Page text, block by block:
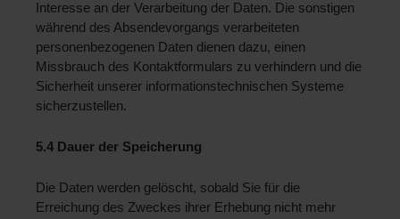
Interesse an der Verarbeitung der Daten. Die sonstigen
während des Absendevorgangs verarbeiteten
personenbezogenen Daten dienen dazu, einen
Missbrauch des Kontaktformulars zu verhindern und die
Sicherheit unserer informationstechnischen Systeme
sicherzustellen.
5.4 Dauer der Speicherung
Die Daten werden gelöscht, sobald Sie für die
Erreichung des Zweckes ihrer Erhebung nicht mehr